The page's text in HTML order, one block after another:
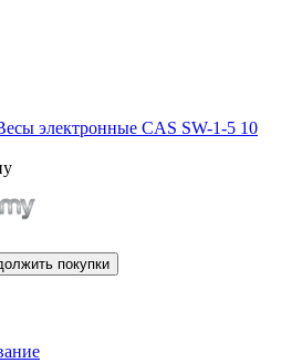
электронные CAS SW-1-5 10